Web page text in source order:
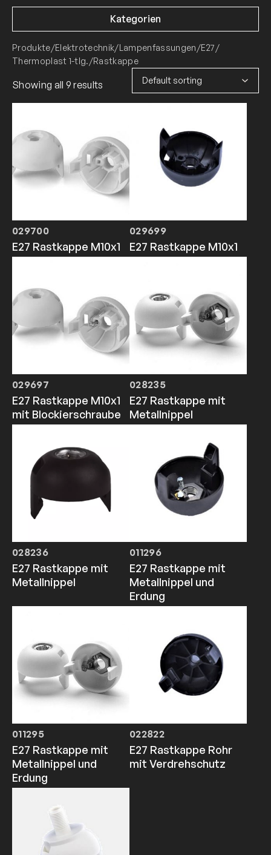
Kategorien
Produkte/Elektrotechnik/Lampenfassungen/E27/
Thermoplast 1-tlg./Rastkappe
Showing all 9 results
029700
E27 Rastkappe M10x1
029699
E27 Rastkappe M10x1
029697
E27 Rastkappe M10x1
mit Blockierschraube
028235
E27 Rastkappe mit
Metallnippel
028236
E27 Rastkappe mit
Metallnippel
011296
E27 Rastkappe mit
Metallnippel und
Erdung
011295
E27 Rastkappe mit
Metallnippel und
Erdung
022822
E27 Rastkappe Rohr
mit Verdrehschutz